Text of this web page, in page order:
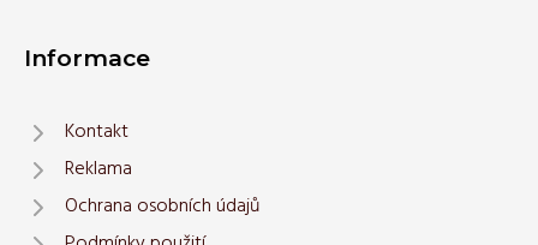
Informace
Kontakt
Reklama
Ochrana osobních údajů